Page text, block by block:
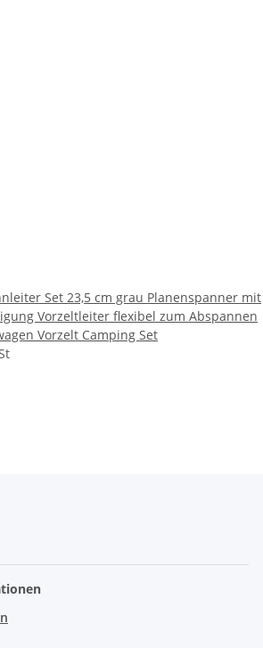
Set 23,5 cm grau Planenspanner mit
Vorzeltleiter flexibel zum Abspannen
Vorzelt Camping Set